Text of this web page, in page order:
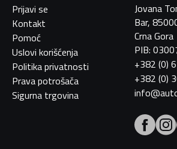
Prijavi se
Kontakt
Pomoć
Uslovi korišćenja
Politika privatnosti
Prava potrošača
Sigurna trgovina
Jovana
Bar,
Crna Gora
PIB:
+382 (0)
+382 (0)